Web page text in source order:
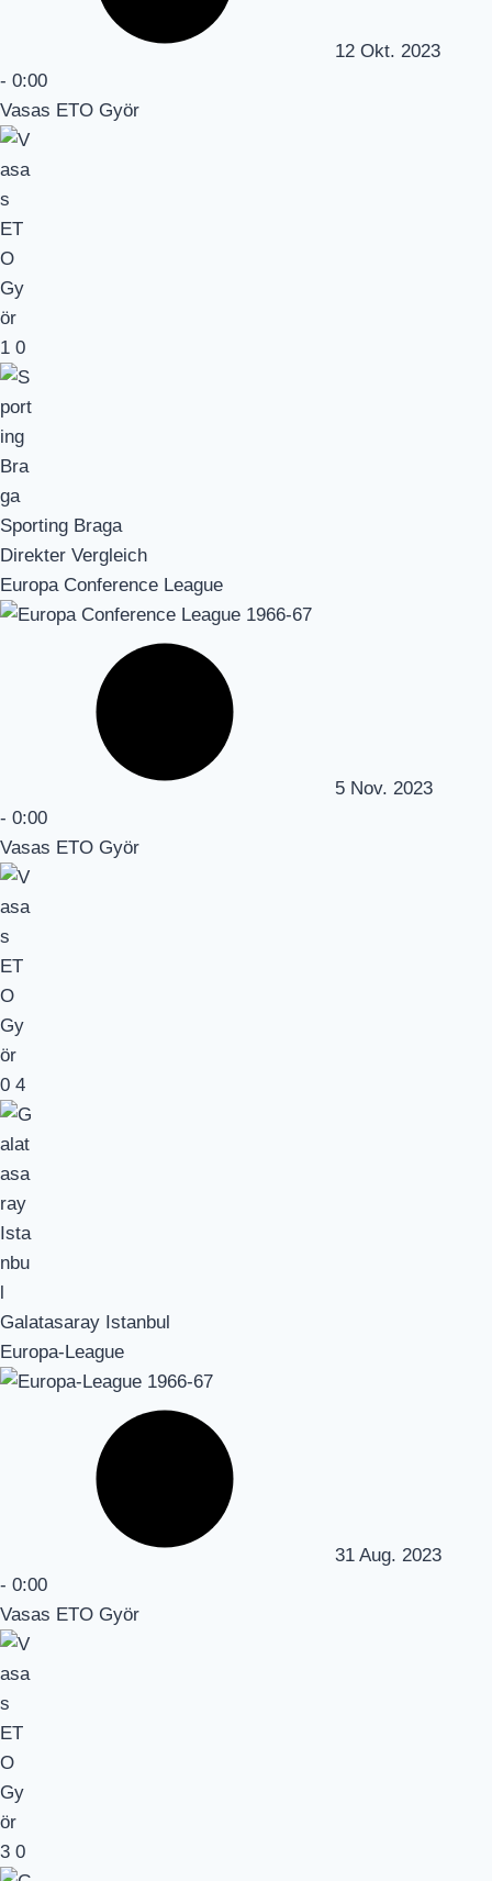
12 Okt. 2023
- 0:00
Vasas ETO Györ
1 0
Sporting Braga
Direkter Vergleich
Europa Conference League
5 Nov. 2023
- 0:00
Vasas ETO Györ
0 4
Galatasaray Istanbul
Europa-League
31 Aug. 2023
- 0:00
Vasas ETO Györ
3 0